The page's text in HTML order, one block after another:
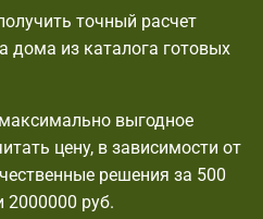
точный расчет
дома из каталога готовых
выгодное
цену, в зависимости от
решения за 500
2000000 руб.